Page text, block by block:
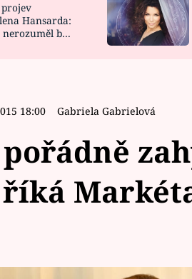
NOVINKY
Hansarda:
by
18:00 Gabriela Gabrielová